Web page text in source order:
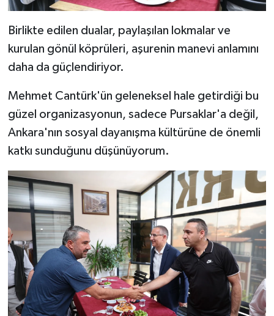
Birlikte edilen dualar, paylaşılan lokmalar ve
kurulan gönül köprüleri, aşurenin manevi anlamını
daha da güçlendiriyor.
Mehmet Cantürk'ün geleneksel hale getirdiği bu
güzel organizasyonun, sadece Pursaklar'a değil,
Ankara'nın sosyal dayanışma kültürüne de önemli
katkı sunduğunu düşünüyorum.